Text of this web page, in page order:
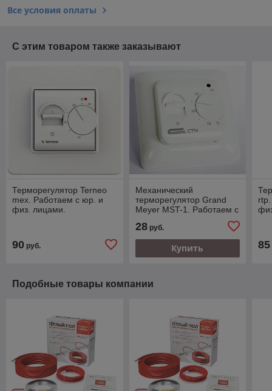
Все условия оплаты
С этим товаром также заказывают
Терморегулятор Terneo
mex. Работаем с юр. и
физ. лицами.
90 руб.
Механический
терморегулятор Grand
Meyer MST-1. Работаем с
28руб.
Купить 85
Подобные товары компании